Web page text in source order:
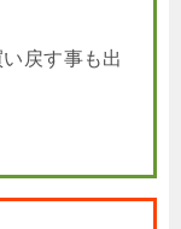
戻す事も出